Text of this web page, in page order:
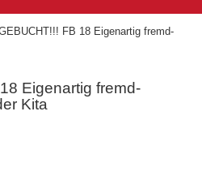
FB 18 Eigenartig fremd-
Eigenartig fremd-
Kita